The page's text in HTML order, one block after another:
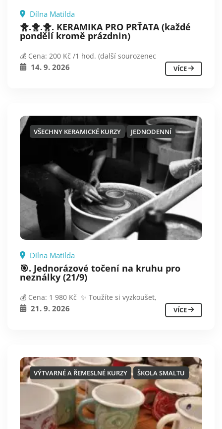
Dílna Matilda
🐥.🐥.🐥. KERAMIKA PRO PRŤATA (každé
pondělí kromě prázdnin)
💰 Cena: 200 Kč /1 hod. (další sourozenec
14. 9. 2026 VÍCE
VŠECHNY KERAMICKÉ KURZY JEDNODENNÍ
Dílna Matilda
🎯. Jednorázové točení na kruhu pro
neználky (21/9)
💰 Cena: 1 980 Kč ✨ Toužíte si vyzkoušet,
21. 9. 2026 VÍCE
VÝTVARNÉ A ŘEMESLNÉ KURZY ŠKOLA SMALTU